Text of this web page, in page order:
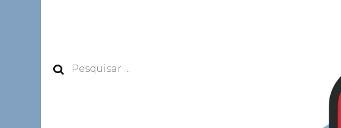
Pesquisar